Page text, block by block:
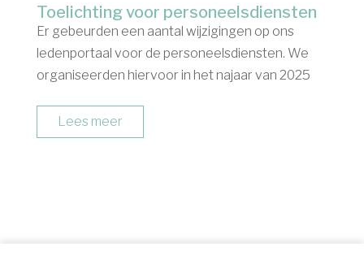
Toelichting voor personeelsdiensten
Er gebeurden een aantal wijzigingen op ons
ledenportaal voor de personeelsdiensten. We
organiseerden hiervoor in het najaar van 2025
Vlaanderen. Op 6 en 11 maart 2026 hielden we
een webinar over de laatste...
Lees meer